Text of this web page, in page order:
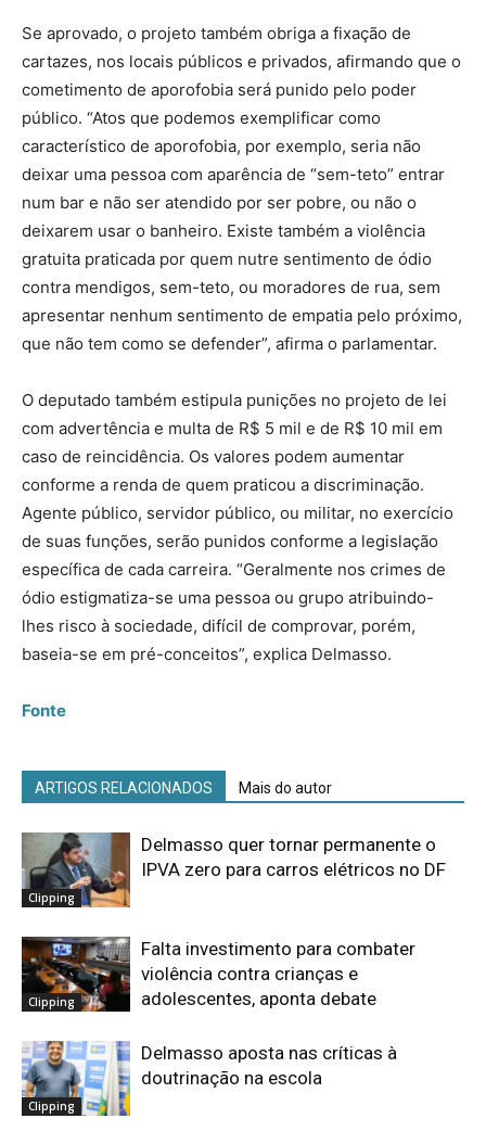
Se aprovado, o projeto também obriga a fixação de
cartazes, nos locais públicos e privados, afirmando que o
cometimento de aporofobia será punido pelo poder
público. “Atos que podemos exemplificar como
característico de aporofobia, por exemplo, seria não
deixar uma pessoa com aparência de “sem-teto” entrar
num bar e não ser atendido por ser pobre, ou não o
deixarem usar o banheiro. Existe também a violência
gratuita praticada por quem nutre sentimento de ódio
contra mendigos, sem-teto, ou moradores de rua, sem
apresentar nenhum sentimento de empatia pelo próximo,
que não tem como se defender”, afirma o parlamentar.
O deputado também estipula punições no projeto de lei
com advertência e multa de R$ 5 mil e de R$ 10 mil em
caso de reincidência. Os valores podem aumentar
conforme a renda de quem praticou a discriminação.
Agente público, servidor público, ou militar, no exercício
de suas funções, serão punidos conforme a legislação
específica de cada carreira. “Geralmente nos crimes de
ódio estigmatiza-se uma pessoa ou grupo atribuindo-
lhes risco à sociedade, difícil de comprovar, porém,
baseia-se em pré-conceitos”, explica Delmasso.
Fonte
ARTIGOS RELACIONADOS Mais do autor
Clipping
Delmasso quer tornar permanente o
IPVA zero para carros elétricos no DF
Clipping
Falta investimento para combater
violência contra crianças e
adolescentes, aponta debate
Clipping
Delmasso aposta nas críticas à
doutrinação na escola